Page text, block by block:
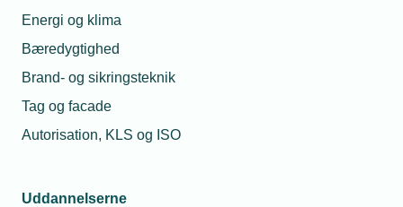
Energi og klima
Bæredygtighed
Brand- og sikringsteknik
Tag og facade
Autorisation, KLS og ISO
Uddannelserne
økonomiske område.